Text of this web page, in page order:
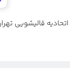
قالیشویی